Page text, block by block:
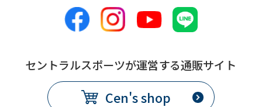
Automatic
セントラルスポーツが運営する通販サイト
Cen's shop